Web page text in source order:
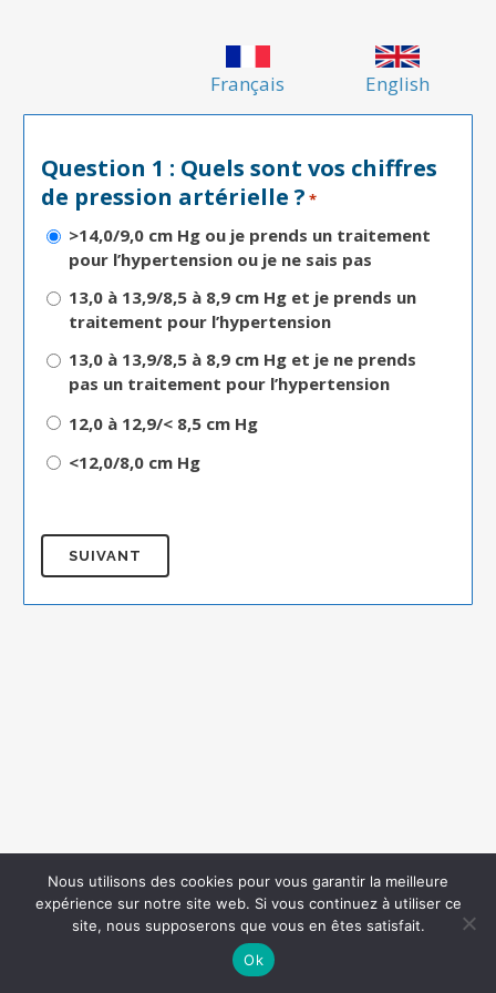
Français English
Question 1 : Quels sont vos chiffres
de pression artérielle ? *
>14,0/9,0 cm Hg ou je prends un traitement
pour l’hypertension ou je ne sais pas
13,0 à 13,9/8,5 à 8,9 cm Hg et je prends un
traitement pour l’hypertension
13,0 à 13,9/8,5 à 8,9 cm Hg et je ne prends
pas un traitement pour l’hypertension
12,0 à 12,9/< 8,5 cm Hg
<12,0/8,0 cm Hg
Nous utilisons des cookies pour vous garantir la meilleure
expérience sur notre site web. Si vous continuez à utiliser ce
site, nous supposerons que vous en êtes satisfait.
Ok